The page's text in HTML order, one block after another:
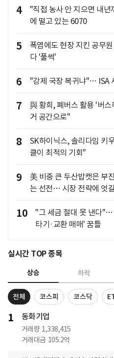
4
"직접 농사 안 지으면 내
에 떨고 있는 6070
5
폭염에도 현장 지킨 공무
다 '풀썩'
6 "강제 국장 복귀냐"… ISA
7
與 황희, 폐버스 활용 '버
거 공간으로"
8
SK하이닉스, 솔리다임 키
클이 최적의 기회"
9
美 비중 큰 두산밥캣은 부
는 선전… 시장 전략에 엇
10
"그 세금 절대 못 낸다"…
타기·교환 매매' 꿈틀
실시간 TOP 종목
상승 하락
전체 코스피 코스닥
1 동화기업
거래량 1,338,415
거래대금 105.2억